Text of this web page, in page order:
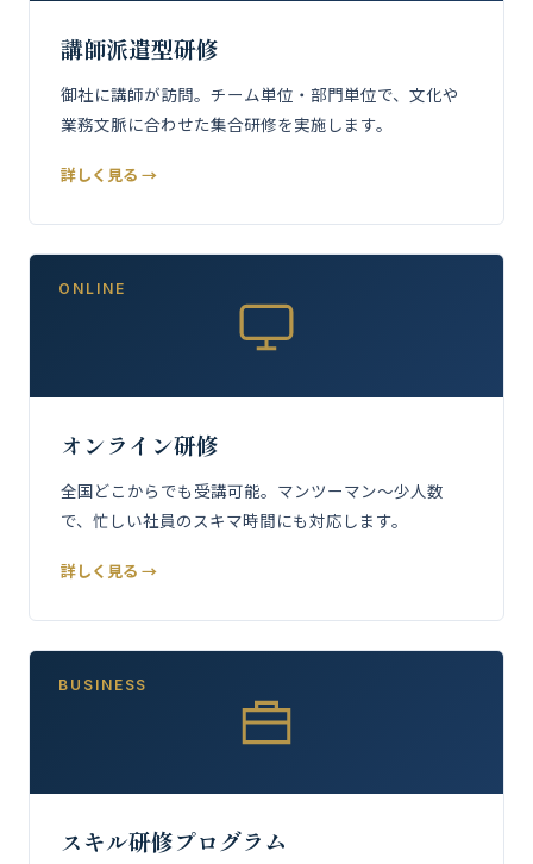
講師派遣型研修
御社に講師が訪問。チーム単位・部門単位で、文化や
業務文脈に合わせた集合研修を実施します。
詳しく見る →
ONLINE
オンライン研修
全国どこからでも受講可能。マンツーマン〜少人数
で、忙しい社員のスキマ時間にも対応します。
詳しく見る →
BUSINESS
スキル研修プログラム